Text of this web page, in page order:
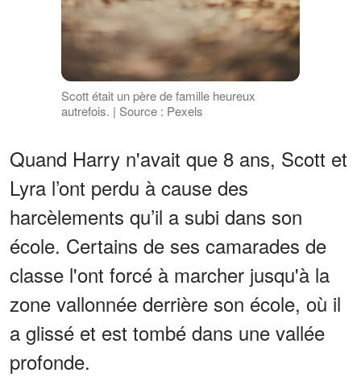
Scott était un père de famille heureux
autrefois. | Source : Pexels
Quand Harry n'avait que 8 ans, Scott et
Lyra l’ont perdu à cause des
harcèlements qu’il a subi dans son
école. Certains de ses camarades de
classe l'ont forcé à marcher jusqu'à la
zone vallonnée derrière son école, où il
a glissé et est tombé dans une vallée
profonde.